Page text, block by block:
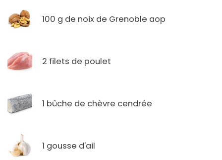
100 g de noix de Grenoble aop
2 filets de poulet
1 bûche de chèvre cendrée
1 gousse d'ail